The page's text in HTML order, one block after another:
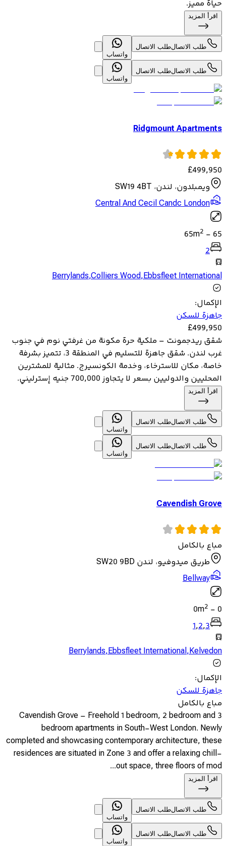
حياة مميز.
اقرأ المزيد
طلب الاتصالطلب الاتصال
واتساب
طلب الاتصالطلب الاتصال
واتساب
Ridgmount Apartments
£499,950
ويمبلدون، لندن، SW19 4BT
Central And Cecil Candc London
65
-
65m2
2
Berrylands,Colliers Wood,Ebbsfleet International
الإكمال:
جاهزة للسكن
£499,950
شقق ريدجمونت – ملكية حرة مكونة من غرفتي نوم في جنوب
غرب لندن. شقق جاهزة للتسليم في المنطقة 3، تتميز بشرفة
خاصة، مكان للاسترخاء، وخدمة الكونسيرج. مثالية للمشترين
المحليين والدوليين بسعر لا يتجاوز 700,000 جنيه إسترليني.
اقرأ المزيد
طلب الاتصالطلب الاتصال
واتساب
طلب الاتصالطلب الاتصال
واتساب
Cavendish Grove
مباع بالكامل
طريق ميدوفيو، لندن SW20 9BD
Bellway
0
-
0m2
1,2,3
Berrylands,Ebbsfleet International,Kelvedon
الإكمال:
جاهزة للسكن
مباع بالكامل
Cavendish Grove – Freehold 1 bedroom, 2 bedroom and 3
bedroom apartments in South-West London. Newly
completed and showcasing contemporary architecture, these
residences are situated in Zone 3 and offer a relaxing chill-
out space, three floors of mod...
اقرأ المزيد
طلب الاتصالطلب الاتصال
واتساب
طلب الاتصالطلب الاتصال
واتساب